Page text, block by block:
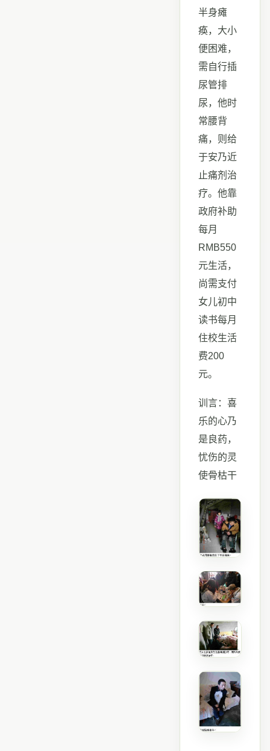
半身瘫
痪，大小
便困难，
需自行插
尿管排
尿，他时
常腰背
痛，则给
于安乃近
止痛剂治
疗。他靠
政府补助
每月
RMB550
元生活，
尚需支付
女儿初中
读书每月
住校生活
费200
元。
训言：喜
乐的心乃
是良药，
忧伤的灵
使骨枯干